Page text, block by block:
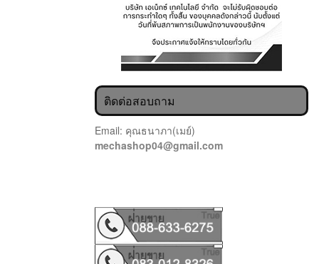
ติดต่อสอบถาม
Email: คุณธนาภา(เมย์)
mechashop04@gmail.com